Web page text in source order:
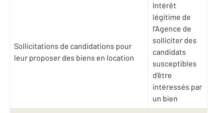
Sollicitations de candidations pour
leur proposer des biens en location
Intérêt
légitime de
l’Agence de
solliciter des
candidats
susceptibles
d’être
intéressés par
un bien